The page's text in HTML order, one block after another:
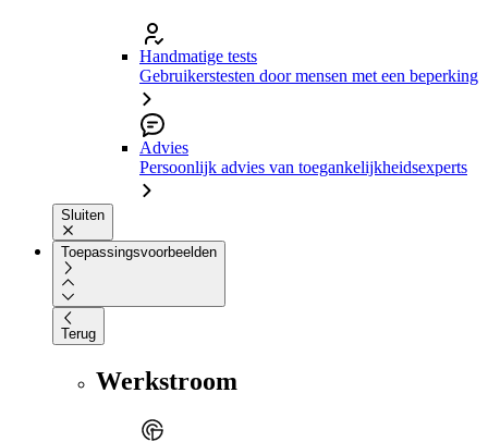
Handmatige tests
Gebruikerstesten door mensen met een beperking
Advies
Persoonlijk advies van toegankelijkheidsexperts
Sluiten
Toepassingsvoorbeelden
Terug
Werkstroom